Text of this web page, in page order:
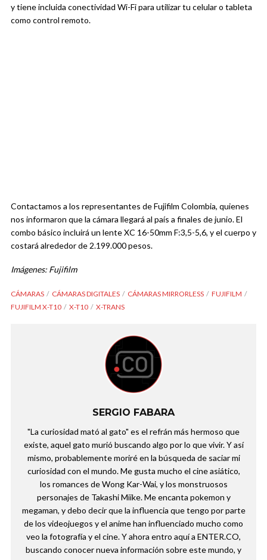
y tiene incluida conectividad Wi-Fi para utilizar tu celular o tableta
como control remoto.
Contactamos a los representantes de Fujifilm Colombia, quienes
nos informaron que la cámara llegará al país a finales de junio. El
combo básico incluirá un lente XC 16-50mm F:3,5-5,6, y el cuerpo y
costará alrededor de 2.199.000 pesos.
Imágenes: Fujifilm
CÁMARAS CÁMARAS DIGITALES CÁMARAS MIRRORLESS
FUJIFILM
FUJIFILM X-T10
X-T10 X-TRANS
SERGIO FABARA
"La curiosidad mató al gato" es el refrán más hermoso que
existe, aquel gato murió buscando algo por lo que vivir. Y así
mismo, probablemente moriré en la búsqueda de saciar mi
curiosidad con el mundo. Me gusta mucho el cine asiático,
los romances de Wong Kar-Wai, y los monstruosos
personajes de Takashi Miike. Me encanta pokemon y
megaman, y debo decir que la influencia que tengo por parte
de los videojuegos y el anime han influenciado mucho como
veo la fotografía y el cine. Y ahora entro aquí a ENTER.CO,
buscando conocer nueva información sobre este mundo, y